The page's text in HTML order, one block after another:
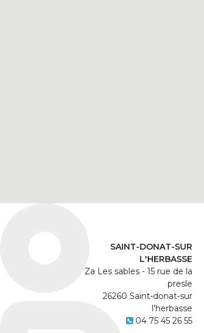
SAINT-DONAT-SUR
L'HERBASSE
Za Les sables - 15 rue de la
presle
26260 Saint-donat-sur
l'herbasse
04 75 45 26 55